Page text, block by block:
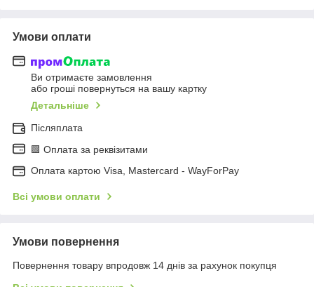
Умови оплати
Ви отримаєте замовлення
або гроші повернуться на вашу картку
Детальніше
Післяплата
🟩 Оплата за реквізитами
Оплата картою Visa, Mastercard - WayForPay
Всі умови оплати
Умови повернення
Повернення товару впродовж 14 днів за рахунок покупця